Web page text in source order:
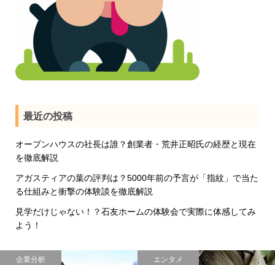
最近の投稿
オープンハウスの社長は誰？創業者・荒井正昭氏の経歴と現在
を徹底解説
アガスティアの葉の評判は？5000年前の予言が「指紋」で当た
る仕組みと衝撃の体験談を徹底解説
見学だけじゃない！？石友ホームの体験会で実際に体感してみ
よう！
未分類